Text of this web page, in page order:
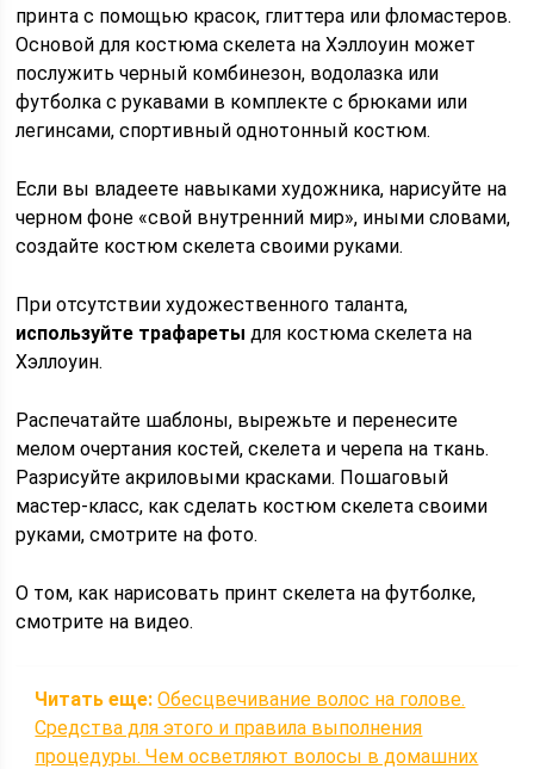
принта с помощью красок, глиттера или фломастеров.
Основой для костюма скелета на Хэллоуин может
послужить черный комбинезон, водолазка или
футболка с рукавами в комплекте с брюками или
легинсами, спортивный однотонный костюм.
Если вы владеете навыками художника, нарисуйте на
черном фоне «свой внутренний мир», иными словами,
создайте костюм скелета своими руками.
При отсутствии художественного таланта,
используйте трафареты для костюма скелета на
Хэллоуин.
Распечатайте шаблоны, вырежьте и перенесите
мелом очертания костей, скелета и черепа на ткань.
Разрисуйте акриловыми красками. Пошаговый
мастер-класс, как сделать костюм скелета своими
руками, смотрите на фото.
О том, как нарисовать принт скелета на футболке,
смотрите на видео.
Читать еще: Обесцвечивание волос на голове.
Средства для этого и правила выполнения
процедуры. Чем осветляют волосы в домашних